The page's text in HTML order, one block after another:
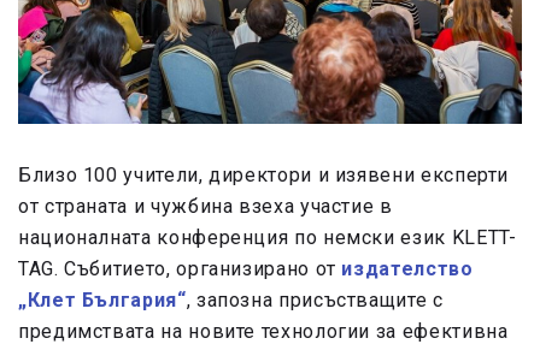
Близо 100 учители, директори и изявени експерти
от страната и чужбина взеха участие в
националната конференция по немски език KLETT-
TAG. Събитието, организирано от издателство
„Клет България“, запозна присъстващите с
предимствата на новите технологии за ефективна